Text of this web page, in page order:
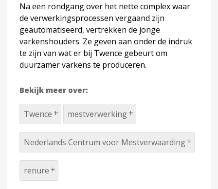
Na een rondgang over het nette complex waar
de verwerkingsprocessen vergaand zijn
geautomatiseerd, vertrekken de jonge
varkenshouders. Ze geven aan onder de indruk
te zijn van wat er bij Twence gebeurt om
duurzamer varkens te produceren.
Bekijk meer over:
Twence mestverwerking
Nederlands Centrum voor Mestverwaarding
renure